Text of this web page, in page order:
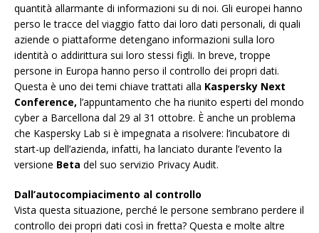
quantità allarmante di informazioni su di noi. Gli europei hanno
perso le tracce del viaggio fatto dai loro dati personali, di quali
aziende o piattaforme detengano informazioni sulla loro
identità o addirittura sui loro stessi figli. In breve, troppe
persone in Europa hanno perso il controllo dei propri dati.
Questa è uno dei temi chiave trattati alla Kaspersky Next
Conference, l’appuntamento che ha riunito esperti del mondo
cyber a Barcellona dal 29 al 31 ottobre. È anche un problema
che Kaspersky Lab si è impegnata a risolvere: l’incubatore di
start-up dell’azienda, infatti, ha lanciato durante l’evento la
versione Beta del suo servizio Privacy Audit.
Dall’autocompiacimento al controllo
Vista questa situazione, perché le persone sembrano perdere il
controllo dei propri dati così in fretta? Questa e molte altre